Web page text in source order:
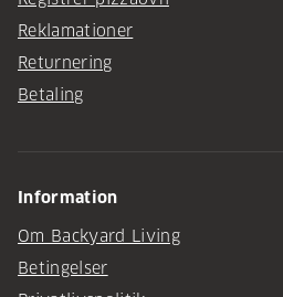
Reklamationer
Returnering
Betaling
Information
Om Backyard Living
Betingelser